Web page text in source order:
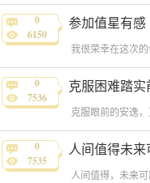
0
6150
参加值星有感
0
7536
克服困难踏实
0
7535
人间值得未来